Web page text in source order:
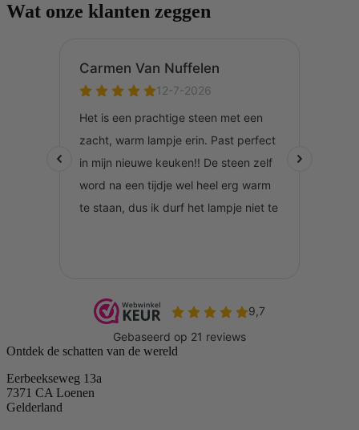
Wat onze klanten zeggen
Ontdek de schatten van de wereld
Eerbeekseweg 13a
7371 CA Loenen
Gelderland